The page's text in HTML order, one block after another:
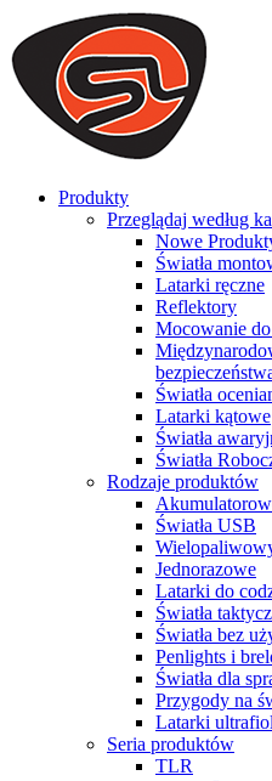
We use cookies to ensure that
on our website. By continuing to
that cookies are used to help us
to offer you a better experience.
you can disable cookies, you can
Produkty
Przeglądaj według
Nowe
Światła
Latarki ręczne
Reflektory
Mocowanie do
Światła
Latarki kątowe
Światła
Światła
Rodzaje produktów
Światła USB
Jednorazowe
Latarki do
Światła
Światła bez
Penlights i
Światła dla
Przygody na
Latarki
Seria produktów
TLR